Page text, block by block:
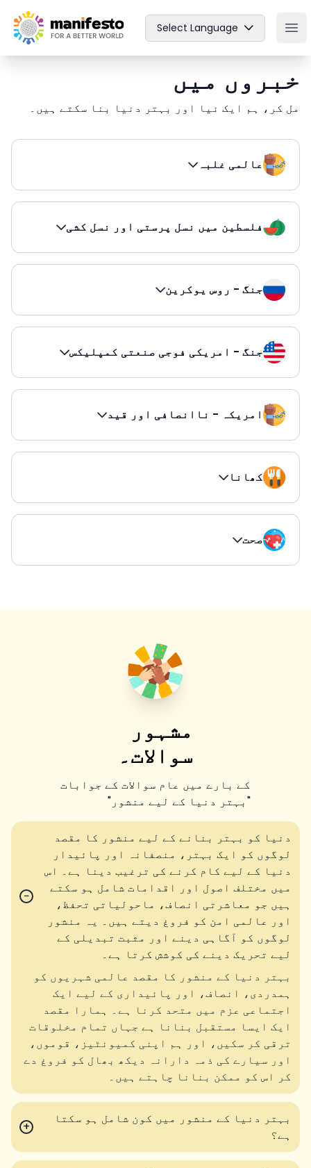
Your Company
Select Language
خبروں میں
مل کر، ہم ایک نیا اور بہتر دنیا بنا سکتے ہیں۔
عالمی غلبہ
فلسطین میں نسل پرستی اور نسل کشی
جنگ - روس یوکرین
جنگ - امریکی فوجی صنعتی کمپلیکس
امریکہ - ناانصافی اور قید
کھانا
صحت
مشہور
سوالات۔
کے بارے میں عام سوالات کے جوابات
"بہتر دنیا کے لیے منشور "
دنیا کو بہتر بنانے کے لیے منشور کا مقصد
لوگوں کو ایک بہتر، منصفانہ اور پائیدار
دنیا کے لیے کام کرنے کی ترغیب دینا ہے۔ اس
میں مختلف اصول اور اقدامات شامل ہو سکتے
ہیں جو معاشرتی انصاف، ماحولیاتی تحفظ،
اور عالمی امن کو فروغ دیتے ہیں۔ یہ منشور
لوگوں کو آگاہی دینے اور مثبت تبدیلی کے
لیے تحریک دینے کی کوشش کرتا ہے۔
−
بہتر دنیا کے منشور کا مقصد عالمی شہریوں کو
ہمدردی، انصاف، اور پائیداری کے لیے ایک
اجتماعی عزم میں متحد کرنا ہے۔ ہمارا مقصد
ایک ایسا مستقبل بنانا ہے جہاں تمام مخلوقات
ترقی کر سکیں، اور ہم اپنی کمیونٹیز، قوموں،
اور سیارے کی ذمہ دارانہ دیکھ بھال کو فروغ دے
کر اس کو ممکن بنانا چاہتے ہیں۔
بہتر دنیا کے منشور میں کون شامل ہو سکتا
ہے؟
+